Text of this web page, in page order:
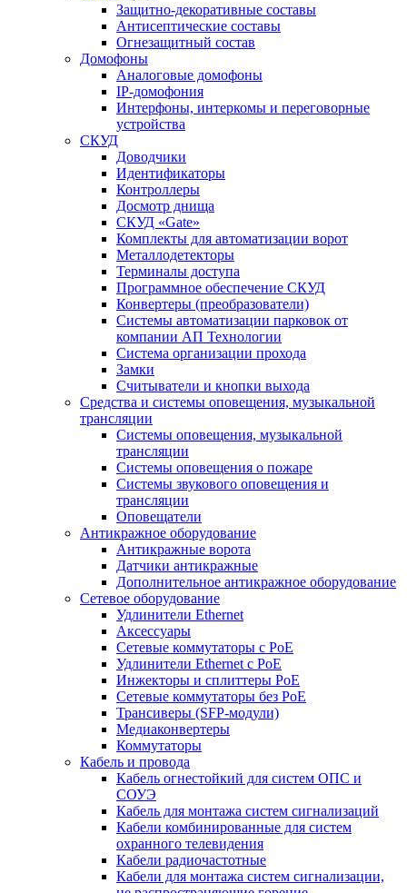
Защитно-декоративные составы
Антисептические составы
Огнезащитный состав
Домофоны
Аналоговые домофоны
IP-домофония
Интерфоны, интеркомы и переговорные
устройства
СКУД
Доводчики
Идентификаторы
Контроллеры
Досмотр днища
СКУД «Gate»
Комплекты для автоматизации ворот
Металлодетекторы
Терминалы доступа
Программное обеспечение СКУД
Конвертеры (преобразователи)
Системы автоматизации парковок от
компании АП Технологии
Система организации прохода
Замки
Считыватели и кнопки выхода
Средства и системы оповещения, музыкальной
трансляции
Системы оповещения, музыкальной
трансляции
Системы оповещения о пожаре
Системы звукового оповещения и
трансляции
Оповещатели
Антикражное оборудование
Антикражные ворота
Датчики антикражные
Дополнительное антикражное оборудование
Сетевое оборудование
Удлинители Ethernet
Аксессуары
Сетевые коммутаторы с РоЕ
Удлинители Ethernet с PoE
Инжекторы и сплиттеры РоЕ
Сетевые коммутаторы без РоЕ
Трансиверы (SFP-модули)
Медиаконвертеры
Коммутаторы
Кабель и провода
Кабель огнестойкий для систем ОПС и
СОУЭ
Кабель для монтажа систем сигнализаций
Кабели комбинированные для систем
охранного телевидения
Кабели радиочастотные
Кабели для монтажа систем сигнализации,